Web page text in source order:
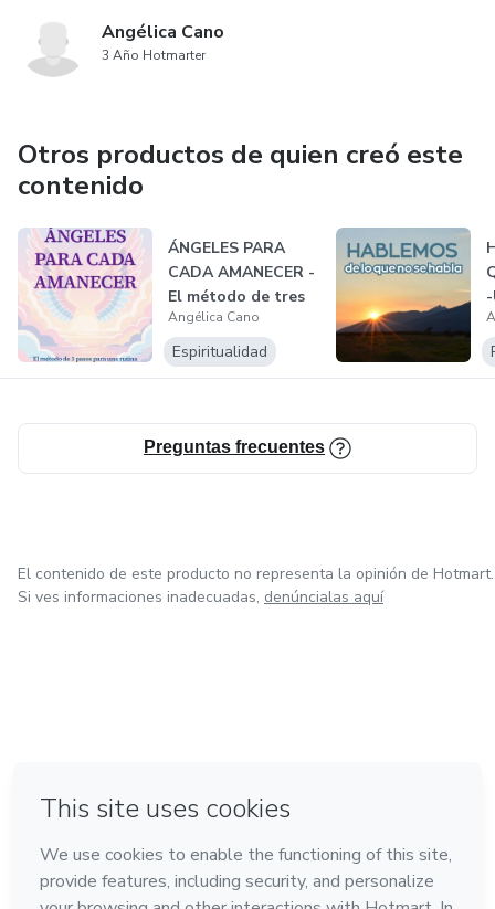
Angélica Cano
3 Año Hotmarter
Otros productos de quien creó este
contenido
ÁNGELES PARA
CADA AMANECER -
El método de tres
pasos para un...
Angélica Cano
Espiritualidad
Preguntas frecuentes
El contenido de este producto no representa la opinión de Hotmart.
Si ves informaciones inadecuadas, denúncialas aquí
Hecho con❤ en Ciudad de México